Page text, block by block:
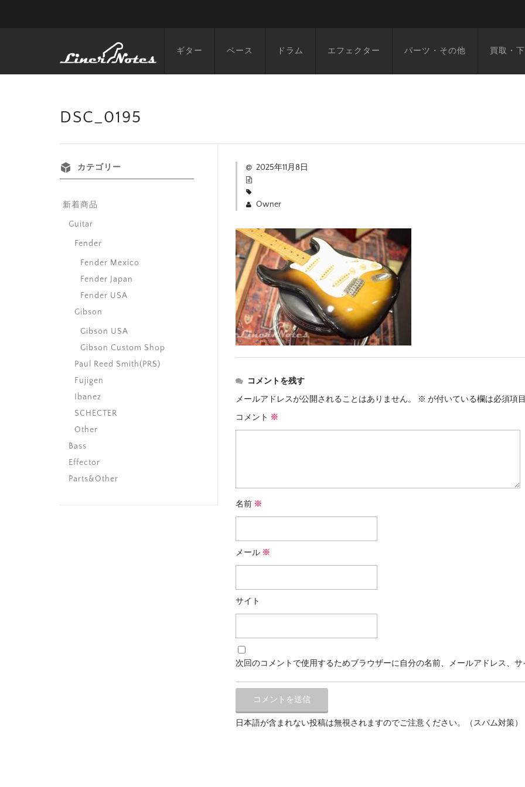
ギター ベース ドラム エフェクター パーツ・その他 買取・
DSC_0195
2025年11月8日
Owner
コメントを残す
メールアドレスが公開されることはありません。
※ が付いている欄は必須項
コメント ※
名前 ※
メール ※
サイト
次回のコメントで使用するためブラウザーに自分の名前、メールアドレス、
日本語が含まれない投稿は無視されますのでご注意ください。（スパム対策）
カテゴリー
新着商品
Guitar
Fender
Fender Mexico
Fender Japan
Fender USA
Gibson
Gibson USA
Gibson Custom Shop
Paul Reed Smith(PRS)
Fujigen
Ibanez
SCHECTER
Other
Bass
Effector
Parts&Other